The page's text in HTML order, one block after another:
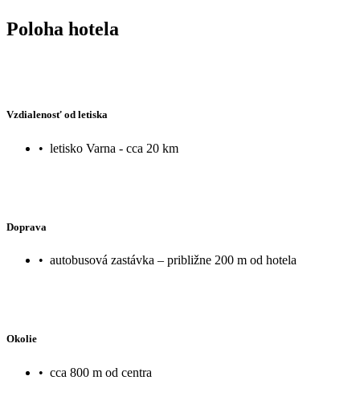
Poloha hotela
Vzdialenosť od letiska
• letisko Varna - cca 20 km
Doprava
• autobusová zastávka – približne 200 m od hotela
Okolie
• cca 800 m od centra